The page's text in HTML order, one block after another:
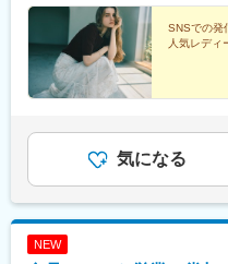
【Stola.】ディアモール
クア大阪▼他エリア【
博多阪急／札幌／広島
島屋／アミュプラザ長崎
／天神地下街／セントラ
西鉄福岡駅、博多駅、京
本駅、久屋大通駅、大通
官山駅、舞浜駅、とうき
駅(東京都)、井の頭公園
東梅田駅、大阪阿部野橋
(福岡県)、長崎駅(長崎県)
目駅、札幌駅、あおば通
駅、東京ディズニーラン
座一丁目駅、水道橋駅、
橋駅、名鉄名古屋駅、天
SNSでの発
人気レディ
気になる
NEW